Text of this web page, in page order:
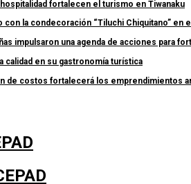
fortalecen el turismo en Tiwanaku
con la condecoración “Tiluchi Chiquitano”
impulsaron una agenda de acciones para
calidad en su gastronomía turística
de costos fortalecerá los emprendimientos